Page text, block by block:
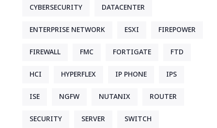
CYBERSECURITY DATACENTER
ENTERPRISE NETWORK ESXI FIREPOWER
FIREWALL FMC FORTIGATE FTD
HCI HYPERFLEX IP PHONE IPS
ISE NGFW NUTANIX ROUTER
SECURITY SERVER SWITCH